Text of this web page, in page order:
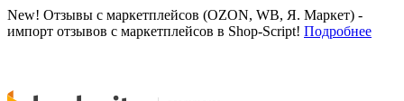
New! Отзывы с маркетплейсов (OZON, WB, Я. Маркет) -
импорт отзывов с маркетплейсов в Shop-Script! Подробнее